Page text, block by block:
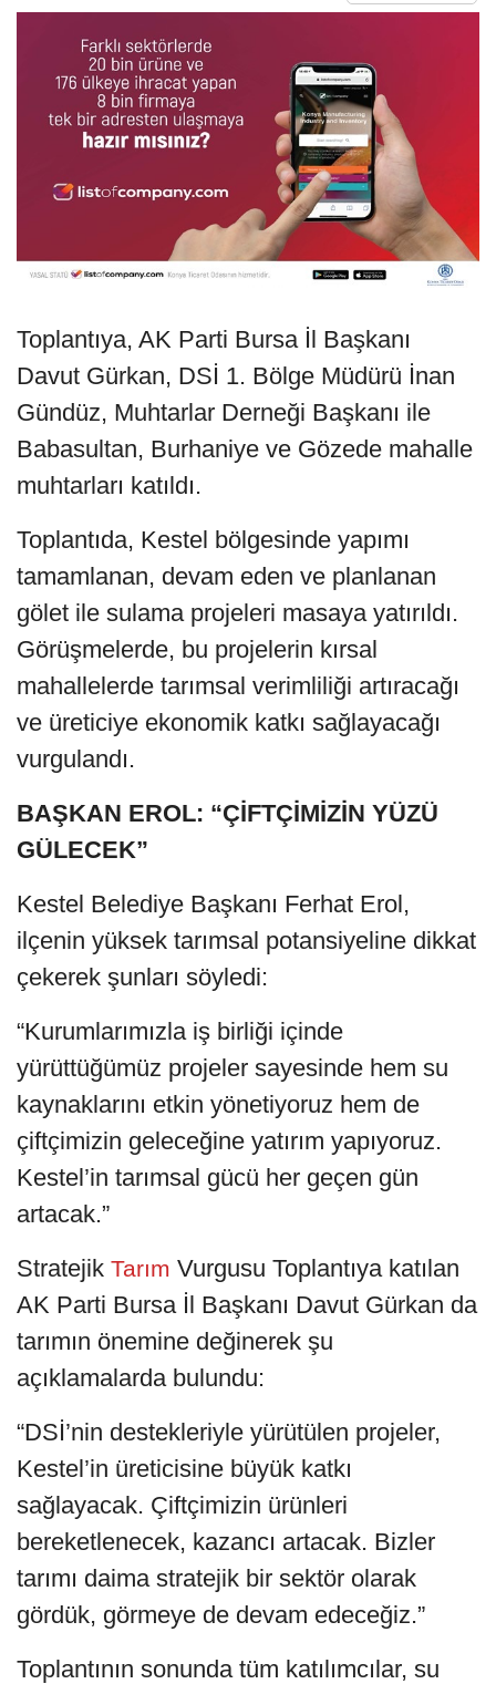
Toplantıya, AK Parti Bursa İl Başkanı
Davut Gürkan, DSİ 1. Bölge Müdürü İnan
Gündüz, Muhtarlar Derneği Başkanı ile
Babasultan, Burhaniye ve Gözede mahalle
muhtarları katıldı.
Toplantıda, Kestel bölgesinde yapımı
tamamlanan, devam eden ve planlanan
gölet ile sulama projeleri masaya yatırıldı.
Görüşmelerde, bu projelerin kırsal
mahallelerde tarımsal verimliliği artıracağı
ve üreticiye ekonomik katkı sağlayacağı
vurgulandı.
BAŞKAN EROL: “ÇİFTÇİMİZİN YÜZÜ
GÜLECEK”
Kestel Belediye Başkanı Ferhat Erol,
ilçenin yüksek tarımsal potansiyeline dikkat
çekerek şunları söyledi:
“Kurumlarımızla iş birliği içinde
yürüttüğümüz projeler sayesinde hem su
kaynaklarını etkin yönetiyoruz hem de
çiftçimizin geleceğine yatırım yapıyoruz.
Kestel’in tarımsal gücü her geçen gün
artacak.”
Stratejik Tarım Vurgusu Toplantıya katılan
AK Parti Bursa İl Başkanı Davut Gürkan da
tarımın önemine değinerek şu
açıklamalarda bulundu:
“DSİ’nin destekleriyle yürütülen projeler,
Kestel’in üreticisine büyük katkı
sağlayacak. Çiftçimizin ürünleri
bereketlenecek, kazancı artacak. Bizler
tarımı daima stratejik bir sektör olarak
gördük, görmeye de devam edeceğiz.”
Toplantının sonunda tüm katılımcılar, su